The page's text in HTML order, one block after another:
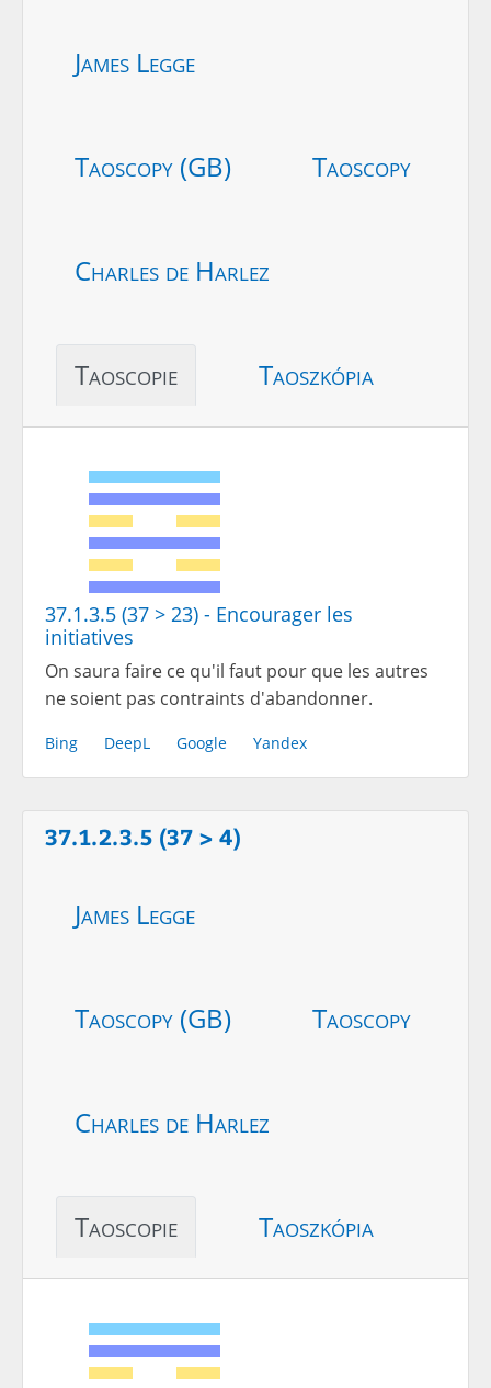
James Legge
Taoscopy (GB) Taoscopy
Charles de Harlez
Taoscopie Taoszkópia
37.1.3.5 (37 > 23) - Encourager les
initiatives
On saura faire ce qu'il faut pour que les autres
ne soient pas contraints d'abandonner.
Bing DeepL Google Yandex
37.1.2.3.5 (37 > 4)
James Legge
Taoscopy (GB) Taoscopy
Charles de Harlez
Taoscopie Taoszkópia